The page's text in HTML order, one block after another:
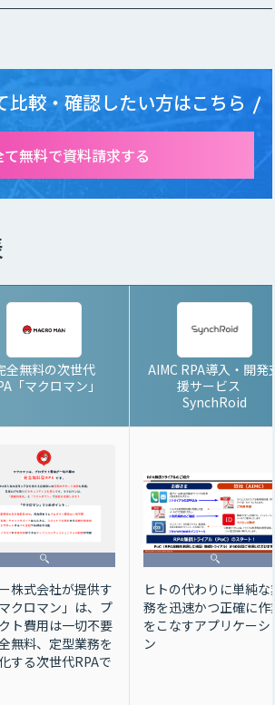
比較・確認したい方はこちら
無料で資料請求する
全無料の次世代
「マクロマン」
AIMC RPA導入・開発支
援サービス
SynchRoid
株式会社が提供す
クロマン」は、プ
ト費用は一切不要
無料、定型業務を
する次世代RPAで
ヒトの代わりに単純な業
務を迅速かつ正確に作業
をこなすアプリケーショ
ン